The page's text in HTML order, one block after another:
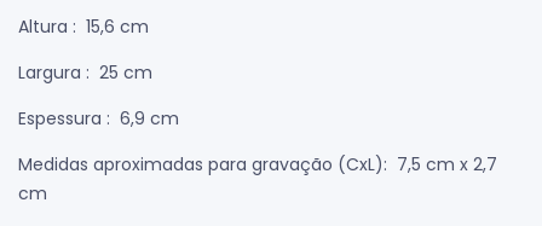
Altura : 15,6 cm
Largura : 25 cm
Espessura : 6,9 cm
Medidas aproximadas para gravação (CxL): 7,5 cm x 2,7
cm